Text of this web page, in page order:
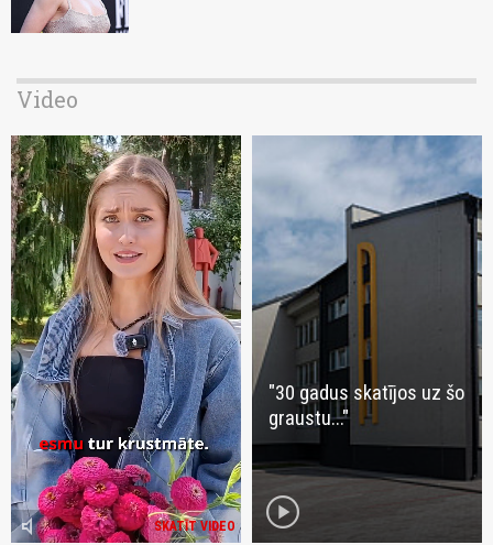
Video
SKATĪT VIDEO
volume_mute
"30 gadus skatījos uz šo
graustu..."
play_circle